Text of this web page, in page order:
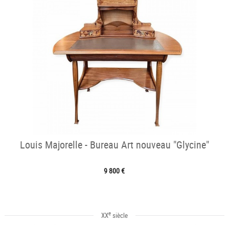
Louis Majorelle - Bureau Art nouveau "Glycine"
9 800 €
XXesiècle